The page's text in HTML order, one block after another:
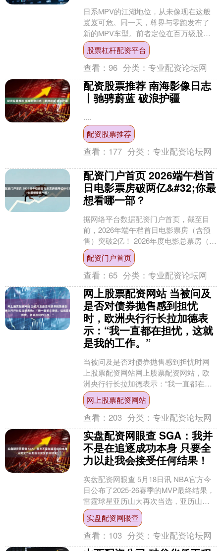
日系MPV的江湖地位，从未像现在这般
岌岌可危。同一天，尊界与零跑发布了
新的MPV车型。前者定位在百万级股票
杠杆配资平台，直接跟日系旗舰（丨）
硬刚。 在发布会后，....
股票杠杆配资平台
查看：96 分类：专业配资论坛网
配资股票推荐 南海影像日志
丨驰骋蔚蓝 破浪护疆
....
配资股票推荐
查看： 177 分类：专业配资论坛网
配资门户首页 2026端午档首
日电影票房破两亿&#32;你最
想看哪一部？
据网络平台数据配资门户首页，截至目
前，2026年端午档首日电影票房（含预
售）突破2亿！ 2026年度电影总票房（含
预售）已突破166亿元！ 影片上映数创近
十年同....
配资门户首页
查看：65 分类：专业配资论坛网
网上股票配资网站 当被问及
是否对债券抛售感到担忧
时，欧洲央行行长拉加德表
示：“我一直都在担忧，这就
是我的工作。”
当被问及是否对债券抛售感到担忧时网
上股票配资网站网上股票配资网站，欧
洲央行行长拉加德表示：“我一直都在担
忧，这就是我的工作。”....
网上股票配资网站
查看：203 分类：专业配资论坛网
实盘配资网眼查 SGA：我并
不是在追逐成功本身 只要全
力以赴我会接受任何结果！
实盘配资网眼查 5月18日讯 NBA官方今
日公布了2025-26赛季的MVP最终结果，
雷霆球星亚历山大再次当选，亚历山大
出席了新闻发布会。 记者：“你谈到了持
续....
实盘配资网眼查
查看： 103 分类：专业配资论坛网